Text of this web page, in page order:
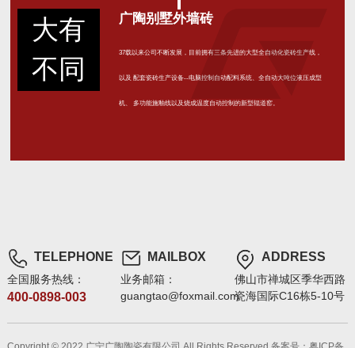
大有
不同
广陶别墅外墙砖
37载以来公司不断发展，目前拥有三条先进的大型全自动化瓷砖生产线，
以及 配套瓷砖生产设备--电脑控制自动配料系统、全自动大吨位液压成型
机、 多功能施釉线以及烧成温度自动控制的新型辊道窑。
TELEPHONE
全国服务热线：
400-0898-003
MAILBOX
业务邮箱：
guangtao@foxmail.com
ADDRESS
佛山市禅城区季华西路
瓷海国际C16栋5-10号